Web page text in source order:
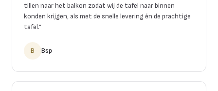
tillen naar het balkon zodat wij de tafel naar binnen
konden krijgen, als met de snelle levering én de prachtige
tafel.”
B Bsp